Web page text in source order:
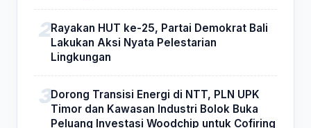
Rayakan HUT ke-25, Partai Demokrat Bali
Lakukan Aksi Nyata Pelestarian
Lingkungan
Dorong Transisi Energi di NTT, PLN UPK
Timor dan Kawasan Industri Bolok Buka
Peluang Investasi Woodchip untuk Cofiring